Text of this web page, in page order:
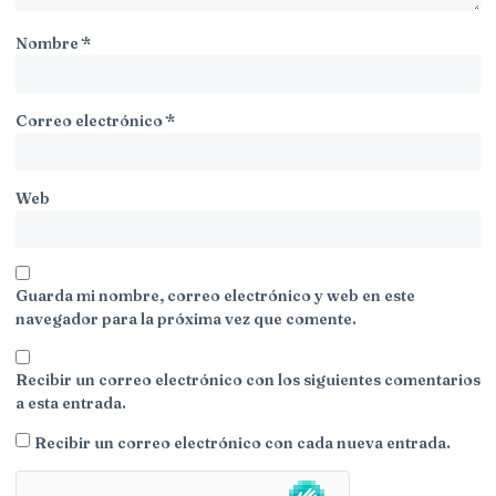
Nombre*
Correo electrónico*
Web
Guarda mi nombre, correo electrónico y web en este
navegador para la próxima vez que comente.
Recibir un correo electrónico con los siguientes comentarios
a esta entrada.
Recibir un correo electrónico con cada nueva entrada.